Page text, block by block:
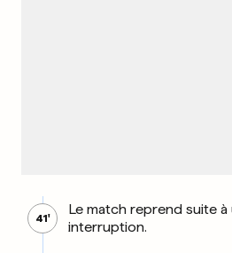
41'
Le match reprend suite
interruption.